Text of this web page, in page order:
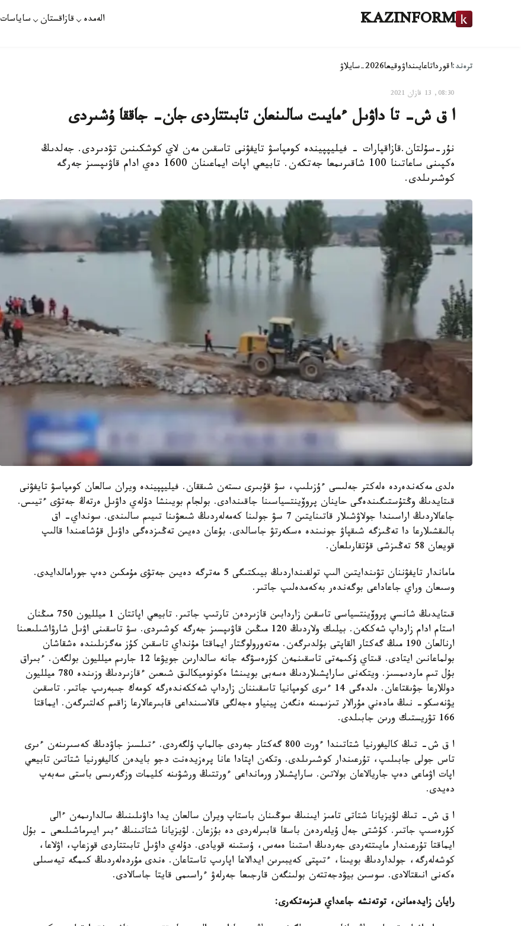
KAZINFORM الەمدە قازاقستان ساياسات
ترەند:اقورداتاعايىنداۋوقيعا2026-سايلاۋ
08:30, 13 قازان 2021
ا ق ش- تا داۋىل ءمايىت سالىنعان تابىتتاردى جان- جاققا ۇشىردى
نۇر-سۇلتان.قازاقپارات - فيليپپيندە كومپاسۋ تايفۋنى تاسقىن مەن لاي كوشكىنىن تۋدىردى. جەلدىڭ
ەكپىنى ساعاتىنا 100 شاقىرىمعا جەتكەن. تابيعي اپات ايماعىنان 1600 دەي ادام قاۋىپسىز جەرگە
كوشىرىلدى.
ەلدى مەكەندەردە ەلەكتر جەلىسى ءۇزىلىپ، سۋ قۇبىرى ىستەن شىققان. فيليپپيندە ويران سالعان كومپاسۋ تايفۋنى
قىتايدىڭ وڭتۇستىگىندەگى حاينان پروۆينتسياسىنا جاقىندادى. بولجام بويىنشا دۇلەي داۋىل ەرتەڭ جەتۋى ءتيىس.
جاعالاردىڭ اراسىندا جولاۋشىلار قاتىنايتىن 7 سۋ جولىنا كەمەلەردىڭ شىعۋىنا تىيىم سالىندى. سونداي- اق
بالىقشىلارعا دا تەڭىزگە شىقپاۋ جونىندە ەسكەرتۋ جاسالدى. بۇعان دەيىن تەڭىزدەگى داۋىل قۇشاعىندا قالىپ
قويعان 58 تەڭىزشى قۇتقارىلعان.
ماماندار تايفۋننان تۋىندايتىن الىپ تولقىنداردىڭ بيىكتىگى 5 مەترگە دەيىن جەتۋى مۇمكىن دەپ جورامالدايدى.
وسىعان وراي جاعاداعى بوگەندەر بەكەمدەلىپ جاتىر.
قىتايدىڭ شانسي پروۆينتسياسى تاسقىن زاردابىن قازىردەن تارتىپ جاتىر. تابيعي اپاتتان 1 ميلليون 750 مىڭنان
استام ادام زارداپ شەككەن. بيلىك ولاردىڭ 120 مىڭىن قاۋىپسىز جەرگە كوشىردى. سۋ تاسقىنى اۋىل شارۋاشىلىعىنا
ارنالعان 190 مىڭ گەكتار القاپتى بۇلدىرگەن. مەتەورولوگتار ايماقتا مۇنداي تاسقىن كۇز مەگزىلىندە ەشقاشان
بولماعانىن ايتادى. قىتاي ۇكىمەتى تاسقىنمەن كۇرەسۋگە جانە سالدارىن جويۋعا 12 جارىم ميلليون بولگەن. ءبىراق
بۇل تىم ماردىمسىز. ويتكەنى ساراپشىلاردىڭ ەسەبى بويىنشا ەكونوميكالىق شىعىن ءقازىردىڭ وزىندە 780 ميلليون
دوللارعا جۋىقتاعان. ەلدەگى 14 ءىرى كومپانيا تاسقىننان زارداپ شەككەندەرگە كومەك جىبەرىپ جاتىر. تاسقىن
يۋنەسكو- نىڭ مادەني مۇرالار تىزىمىنە ەنگەن پينياو ەجەلگى قالاسىنداعى قابىرعالارعا زاقىم كەلتىرگەن. ايماقتا
166 تۋريستىك ورىن جابىلدى.
ا ق ش- تىڭ كاليفورنيا شتاتىندا ءورت 800 گەكتار جەردى جالماپ ۇلگەردى. ءتىلسىز جاۋدىڭ كەسىرىنەن ءىرى
تاس جولى جابىلىپ، تۇرعىندار كوشىرىلدى. وتكەن اپتادا عانا پرەزيدەنت دجو بايدەن كاليفورنيا شتاتىن تابيعي
اپات اۋماعى دەپ جاريالاعان بولاتىن. ساراپشىلار ورمانداعى ءورتتىڭ ورشۋىنە كليمات وزگەرىسى باستى سەبەپ
دەيدى.
ا ق ش- تىڭ لۋيزيانا شتاتى تامىز ايىنىڭ سوڭىنان باستاپ ويران سالعان يدا داۋىلىنىڭ سالدارىمەن ءالى
كۇرەسىپ جاتىر. كۇشتى جەل ۇيلەردەن باسقا قابىرلەردى دە بۇزعان. لۋيزيانا شتاتىنىڭ ءبىر ايىرماشىلىعى - بۇل
ايماقتا تۇرعىندار مايىتتەردى جەردىڭ استىنا ەمەس، ۇستىنە قويادى. دۇلەي داۋىل تابىتتاردى قوزعاپ، اۋلاعا،
كوشەلەرگە، جولداردىڭ بويىنا، ءتىپتى كەيبىرىن ايدالاعا اپارىپ تاستاعان. ەندى مۇردەلەردىڭ كىمگە تيەسىلى
ەكەنى انىقتالادى. سوسىن بيۋدجەتتەن بولىنگەن قارجىعا جەرلەۋ ءراسىمى قايتا جاسالادى.
رايان زايدەمانن، توتەنشە جاعداي قىزمەتكەرى: